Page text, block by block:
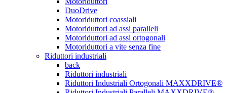
DuoDrive
Motoriduttori coassiali
Motoriduttori ad assi paralleli
Motoriduttori ad assi ortogonali
Motoriduttori a vite senza fine
Riduttori industriali
back
Riduttori industriali
Riduttori Industriali Ortogonali MAXXDRIVE®